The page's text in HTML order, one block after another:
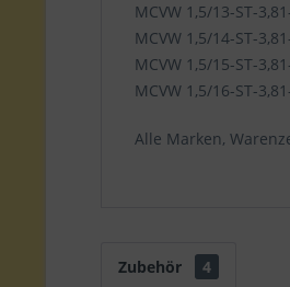
MCVW 1,5/13-ST-
MCVW 1,5/14-ST-
MCVW 1,5/15-ST-
MCVW 1,5/16-ST-
Alle Marken,
Zubehör 4